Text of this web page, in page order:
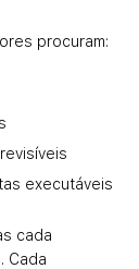
procuram:
executáveis
cada
Cada